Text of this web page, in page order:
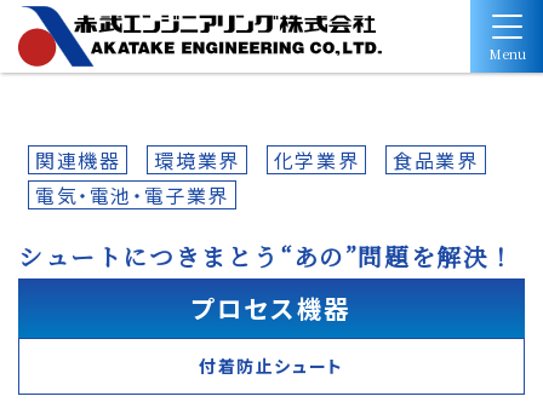
Menu
関連機器 環境業界 化学業界
食品業界
電気・電池・電子業界
シュートにつきまとう“あの”問題を解決！
プロセス機器
付着防止シュート